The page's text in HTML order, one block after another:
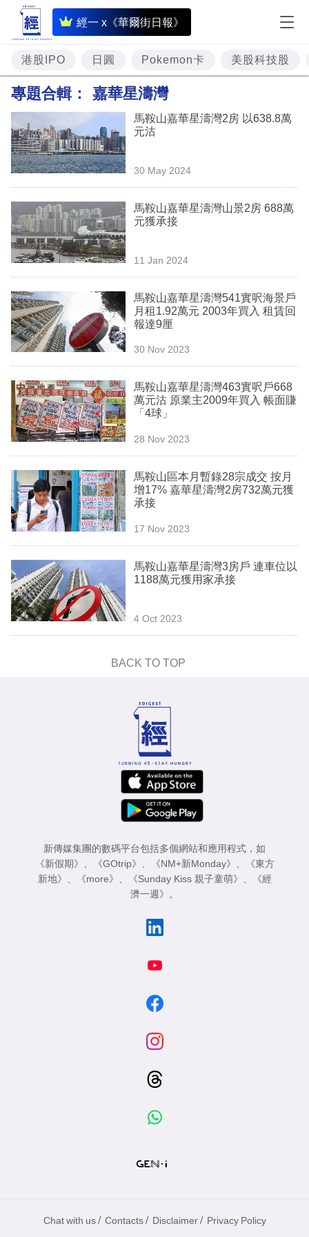
經一 x《華爾街日報》
即
時
財
經
投
資
樓
市
理
業
科
技
職
場
生
時
事
欄
訂
閱
港股IPO 日圓 Pokemon卡 美股科技股
專題合輯： 嘉華星濤灣
馬鞍山嘉華星濤灣2房 以638.8萬
元沽
30 May 2024
馬鞍山嘉華星濤灣山景2房 688萬
元獲承接
11 Jan 2024
馬鞍山嘉華星濤灣541實呎海景戶
月租1.92萬元 2003年買入 租賃回
報達9厘
30 Nov 2023
馬鞍山嘉華星濤灣463實呎戶668
萬元沽 原業主2009年買入 帳面賺
「4球」
28 Nov 2023
馬鞍山區本月暫錄28宗成交 按月
增17% 嘉華星濤灣2房732萬元獲
承接
17 Nov 2023
馬鞍山嘉華星濤灣3房戶 連車位以
1188萬元獲用家承接
4 Oct 2023
BACK TO TOP
新傳媒集團的數碼平台包括多個網站和應用程式，如
《新假期》
《GOtrip》 《NM+新Monday》
《東方
新地》
《more》 《Sunday Kiss 親子童萌》
《經
濟一週》
。
Chat with us / Contacts / Disclaimer / Privacy Policy